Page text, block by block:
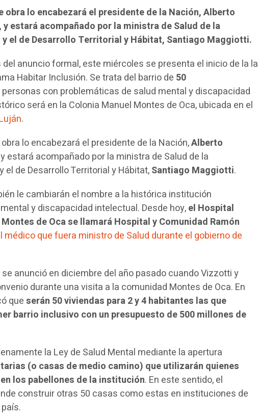
obra lo encabezará el presidente de la Nación, Alberto
y estará acompañado por la ministra de Salud de la
el de Desarrollo Territorial y Hábitat, Santiago Maggiotti.
anuncio formal, este miércoles se presenta el inicio de la la
Habitar Inclusión. Se trata del barrio de 50
con problemáticas de salud mental y discapacidad
será en la Colonia Manuel Montes de Oca, ubicada en el
.
lo encabezará el presidente de la Nación,Alberto
estará acompañado por la ministra de Salud de la
el de Desarrollo Territorial y Hábitat,Santiago Maggiotti.
le cambiarán el nombre a la histórica institución
y discapacidad intelectual. Desde hoy,el Hospital
de Oca se llamará Hospital y Comunidad Ramón
médico que fuera ministro de Salud durante el gobierno de
anunció en diciembre del año pasado cuando Vizzotti y
durante una visita a la comunidad Montes de Oca. En
queserán 50 viviendas para 2 y 4 habitantes las que
barrio inclusivo con un presupuesto de 500 millones de
la Ley de Salud Mental mediante la apertura
(o casas de medio camino) que utilizarán quienes
los pabellones de la institución. En este sentido, el
construir otras 50 casas como estas en instituciones de